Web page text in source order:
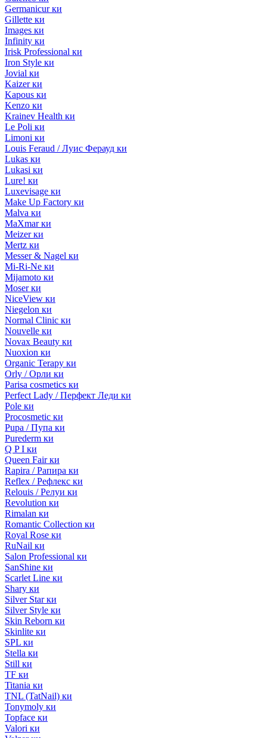
Germanicur ки
Gillette ки
Images ки
Infinity ки
Irisk Professional ки
Iron Style ки
Jovial ки
Kaizer ки
Kapous ки
Kenzo ки
Krainev Health ки
Le Poli ки
Limoni ки
Louis Feraud / Луис Ферауд ки
Lukas ки
Lukasi ки
Lure! ки
Luxevisage ки
Make Up Factory ки
Malva ки
MaXmar ки
Meizer ки
Mertz ки
Messer & Nagel ки
Mi-Ri-Ne ки
Mijamoto ки
Moser ки
NiceView ки
Niegelon ки
Normal Clinic ки
Nouvelle ки
Novax Beauty ки
Nuoxion ки
Organic Terapy ки
Orly / Орли ки
Parisa cosmetics ки
Perfect Lady / Перфект Леди ки
Pole ки
Procosmetic ки
Pupa / Пупа ки
Purederm ки
Q P I ки
Queen Fair ки
Rapira / Рапира ки
Reflex / Рефлекс ки
Relouis / Релуи ки
Revolution ки
Rimalan ки
Romantic Collection ки
Royal Rose ки
RuNail ки
Salon Professional ки
SanShine ки
Scarlet Line ки
Shary ки
Silver Star ки
Silver Style ки
Skin Reborn ки
Skinlite ки
SPL ки
Stella ки
Still ки
TF ки
Titania ки
TNL (TatNail) ки
Tonymoly ки
Topface ки
Valori ки